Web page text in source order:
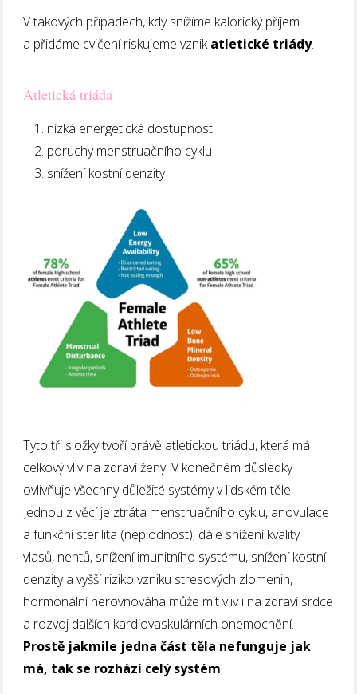
V takových případech, kdy snížíme kalorický příjem
a přidáme cvičení riskujeme vznikatletické triády.
Atletická triáda
nízká energetická dostupnost
poruchy menstruačního cyklu
snížení kostní denzity
Tyto tři složky tvoří právě atletickou triádu, která má
celkový vliv na zdraví ženy. V konečném důsledky
ovlivňuje všechny důležité systémy v lidském těle.
Jednou z věcí je ztráta menstruačního cyklu, anovulace
a funkční sterilita (neplodnost), dále snížení kvality
vlasů, nehtů, snížení imunitního systému, snížení kostní
denzity a vyšší riziko vzniku stresových zlomenin,
hormonální nerovnováha může mít vliv i na zdraví srdce
a rozvoj dalších kardiovaskulárních onemocnění.
Prostě jakmile jedna část těla nefunguje jak
má, tak se rozhází celý systém.